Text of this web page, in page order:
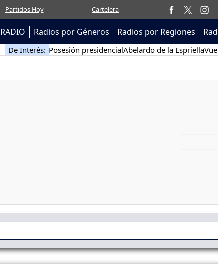
Partidos Hoy Cartelera
RADIO Radios por Géneros Radios por Regiones
De Interés: Posesión presidencialAbelardo de la Espriella